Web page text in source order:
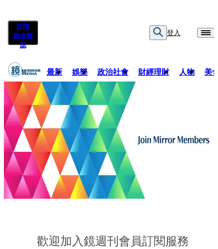
訂閱
紙本雜
誌
登入
最新 娛樂 政治社會 財經理財 人物 美
歡迎加入鏡週刊會員訂閱服務